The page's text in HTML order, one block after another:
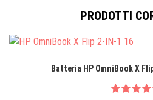
PRODOTTI
Batteria HP OmniBook X